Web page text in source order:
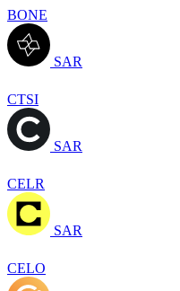
BONE
SAR
CTSI
SAR
CELR
SAR
CELO